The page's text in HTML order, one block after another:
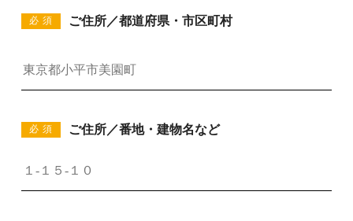
必須 ご住所／都道府県・市区町村
必須 ご住所／番地・建物名など